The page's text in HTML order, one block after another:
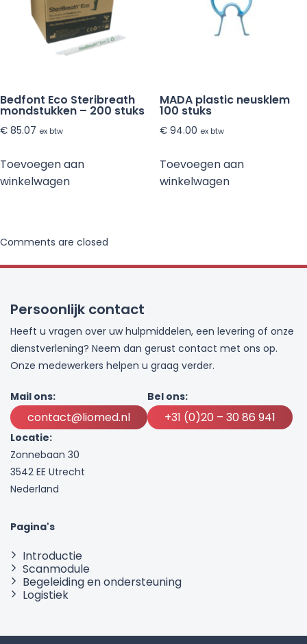
Bedfont Eco Steribreath
mondstukken – 200 stuks
€ 85.07 ex btw
Toevoegen aan
winkelwagen
MADA plastic neusklem
100 stuks
€94.00 ex btw
Toevoegen aan
winkelwagen
Comments are closed
Persoonlijk contact
Heeft u vragen over uw hulpmiddelen, een levering of onze
dienstverlening? Neem dan gerust contact met ons op.
Onze medewerkers helpen u graag verder.
Mail ons:
contact@liomed.nl
Bel ons:
+31 (0)20 – 30 86 941
Locatie:
Zonnebaan 30
3542 EE Utrecht
Nederland
Pagina's
Introductie
Scanmodule
Begeleiding en ondersteuning
Logistiek